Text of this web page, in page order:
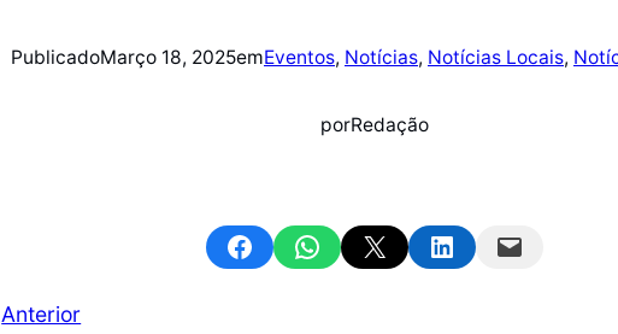
PublicadoMarço 18, 2025emEventos, Notícias, Notícias Locais,
porRedação
Share on FacebookShare on WhatsApp
Email this Page Share on LinkedInEmail this Page
Anterior